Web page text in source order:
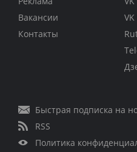
Вакансии
Контакты
Быстрая подписка на
RSS
Политика